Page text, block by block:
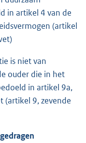
in artikel 4 van de
(artikel
is niet van
ouder die in het
in artikel 9a,
(artikel 9, zevende